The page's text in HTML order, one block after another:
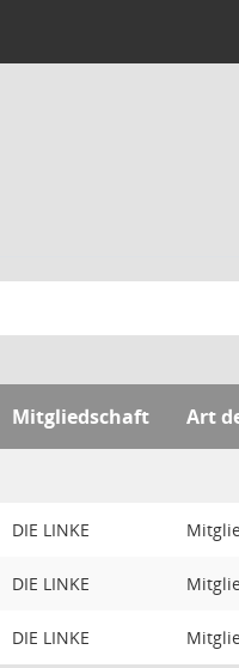
Mitgliedschaft Art
DIE LINKE
DIE LINKE
DIE LINKE